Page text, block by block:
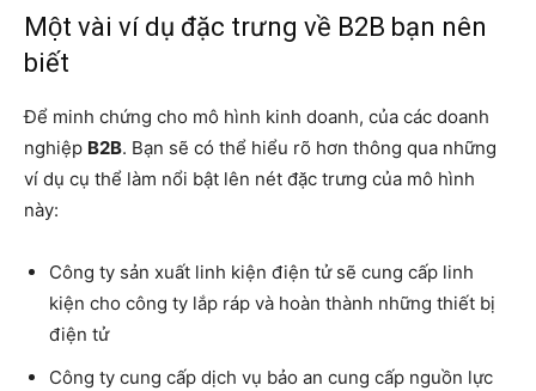
Một vài ví dụ đặc trưng về B2B bạn nên
biết
Để minh chứng cho mô hình kinh doanh, của các doanh
nghiệp B2B. Bạn sẽ có thể hiểu rõ hơn thông qua những
ví dụ cụ thể làm nổi bật lên nét đặc trưng của mô hình
này:
Công ty sản xuất linh kiện điện tử sẽ cung cấp linh
kiện cho công ty lắp ráp và hoàn thành những thiết bị
điện tử
Công ty cung cấp dịch vụ bảo an cung cấp nguồn lực